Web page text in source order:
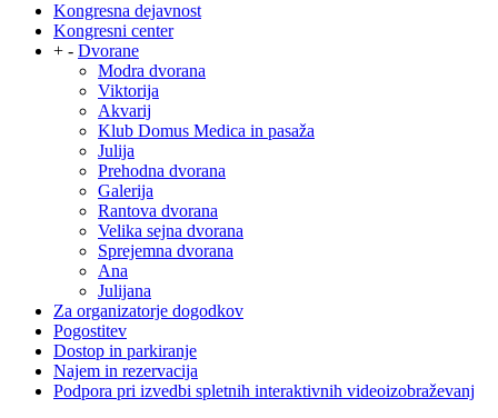
Kongresna dejavnost
Kongresni center
+ - Dvorane
Modra dvorana
Viktorija
Akvarij
Klub Domus Medica in pasaža
Julija
Prehodna dvorana
Galerija
Rantova dvorana
Velika sejna dvorana
Sprejemna dvorana
Ana
Julijana
Za organizatorje dogodkov
Pogostitev
Dostop in parkiranje
Najem in rezervacija
Podpora pri izvedbi spletnih interaktivnih videoizobraževanj